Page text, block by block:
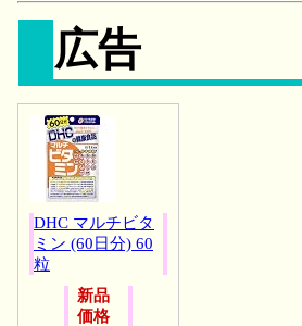
広告
DHC マルチビタ
ミン (60日分) 60
粒
新品
価格